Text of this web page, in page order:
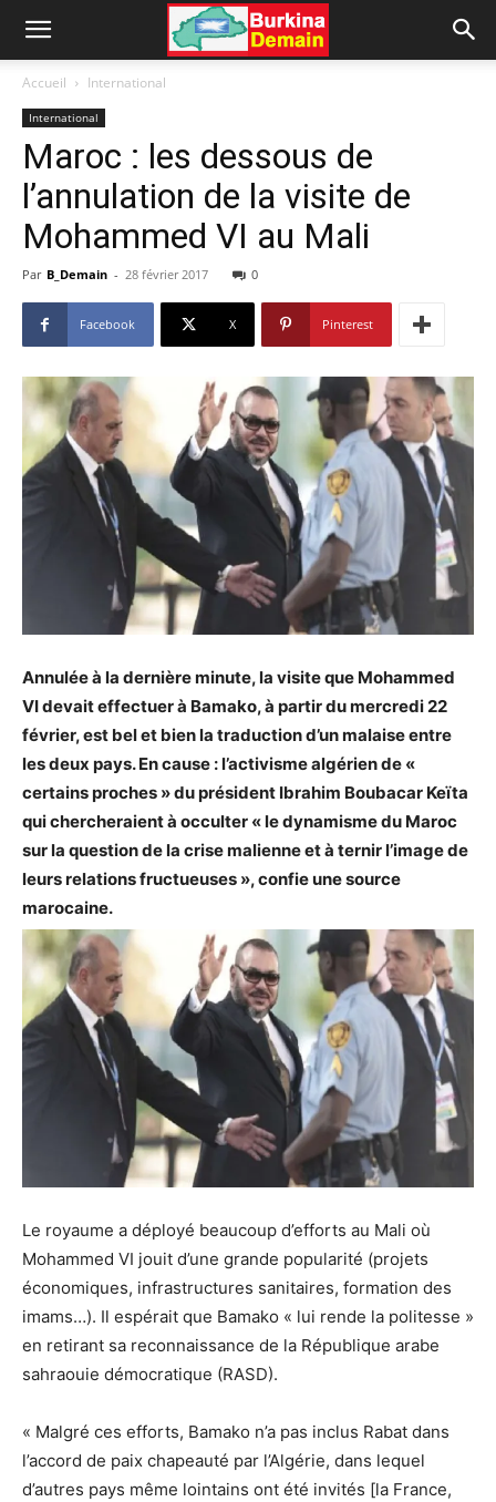
Accueil International
International
Maroc : les dessous de
l’annulation de la visite de
Mohammed VI au Mali
Par B_Demain - 28 février 2017 0
Facebook X Pinterest
Annulée à la dernière minute, la visite que Mohammed
VI devait effectuer à Bamako, à partir du mercredi 22
février, est bel et bien la traduction d’un malaise entre
les deux pays. En cause : l’activisme algérien de «
certains proches » du président Ibrahim Boubacar Keïta
qui chercheraient à occulter « le dynamisme du Maroc
sur la question de la crise malienne et à ternir l’image de
leurs relations fructueuses », confie une source
marocaine.
Le royaume a déployé beaucoup d’efforts au Mali où
Mohammed VI jouit d’une grande popularité (projets
économiques, infrastructures sanitaires, formation des
imams…). Il espérait que Bamako « lui rende la politesse »
en retirant sa reconnaissance de la République arabe
sahraouie démocratique (RASD).
« Malgré ces efforts, Bamako n’a pas inclus Rabat dans
l’accord de paix chapeauté par l’Algérie, dans lequel
d’autres pays même lointains ont été invités [la France,